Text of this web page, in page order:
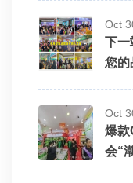
Oct
下一
您的
Oct
爆款
会“